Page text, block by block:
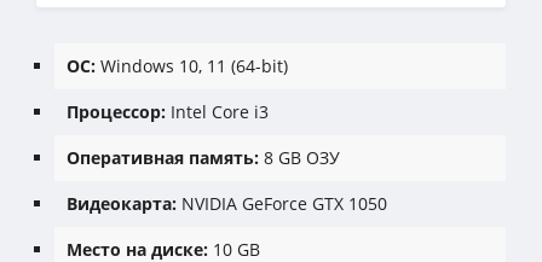
ОС: Windows 10, 11 (64-bit)
Процессор: Intel Core i3
Оперативная память: 8 GB ОЗУ
Видеокарта: NVIDIA GeForce GTX 1050
Место на диске: 10 GB